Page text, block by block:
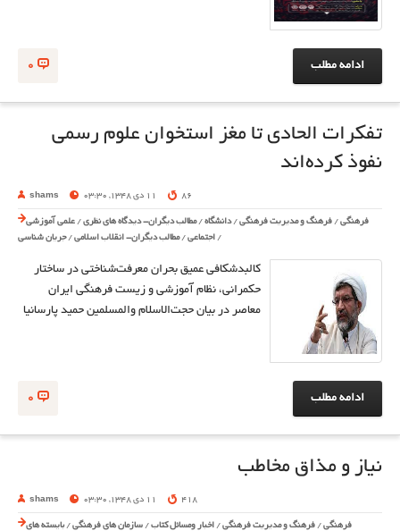
0 ادامه مطلب
تفکرات الحادی تا مغز استخوان علوم رسمی
نفوذ کرده‌اند
shams 11 دی 1348, 03:30 86
فرهنگی / فرهنگ و مدیریت فرهنگی /دانشگاه /مطالب دیگران- دیدگاه های نظری / علمی آموزشی
/ اجتماعی /مطالب دیگران- انقلاب اسلامی /جریان شناسی
کالبدشکافی عمیق بحران معرفت‌شناختی در ساختار
حکمرانی، نظام آموزشی و زیست فرهنگی ایران
معاصر در بیان حجت‌الاسلام والمسلمین حمید پارسانیا
0 ادامه مطلب
نیاز و مذاق مخاطب
shams 11 دی 1348, 03:30 418
فرهنگی / فرهنگ و مدیریت فرهنگی / اخبار ومسائل کتاب / سازمان های فرهنگی /بایسته های